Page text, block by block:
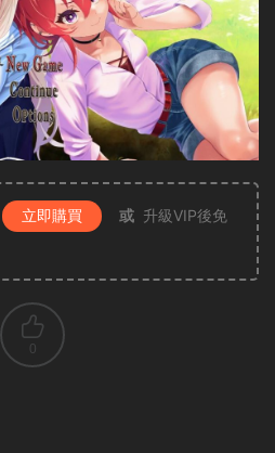
立即購買 或 升級VIP後免
0